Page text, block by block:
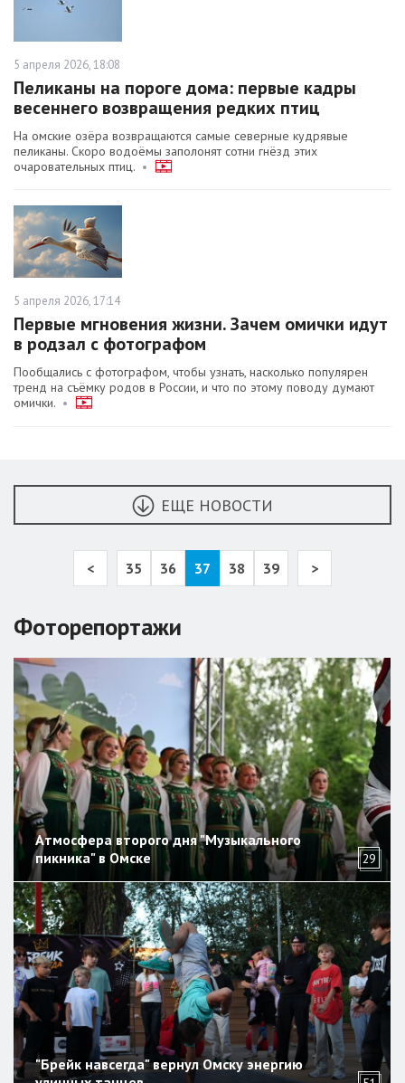
5 апреля 2026, 18:08
Пеликаны на пороге дома: первые кадры
весеннего возвращения редких птиц
На омские озёра возвращаются самые северные кудрявые
пеликаны. Скоро водоёмы заполонят сотни гнёзд этих
очаровательных птиц. •
5 апреля 2026, 17:14
Первые мгновения жизни. Зачем омички идут
в родзал с фотографом
Пообщались с фотографом, чтобы узнать, насколько популярен
тренд на съёмку родов в России, и что по этому поводу думают
омички. •
ЕЩЕ НОВОСТИ
< 35 36 37 38 39 >
Фоторепортажи
Атмосфера второго дня "Музыкального
пикника" в Омске
29
"Брейк навсегда" вернул Омску энергию